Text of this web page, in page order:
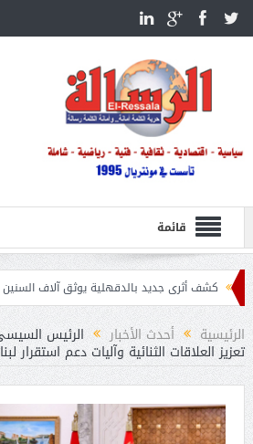
قائمة
جديد بالدقهلية يوثق آلاف السنين من الاستيطان
الرئيسية أحدث الأخبار الرئيس
تعزيز العلاقات الثنائية وآليات دعم استقرار